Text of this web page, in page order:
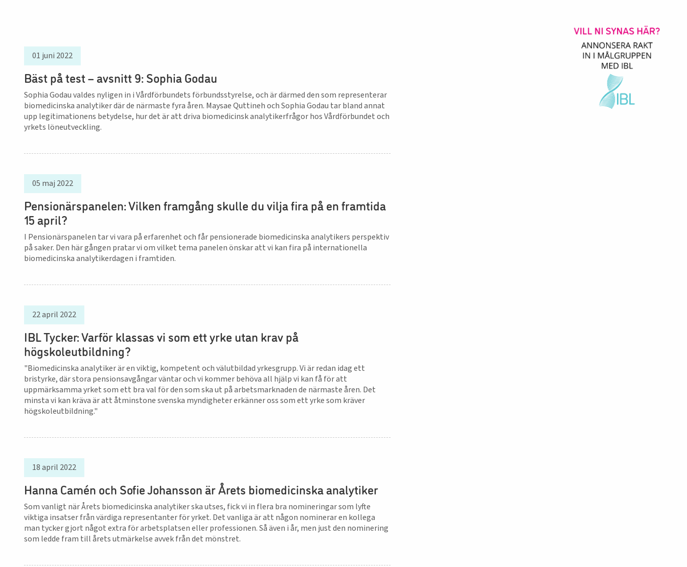
01 juni 2022
Bäst på test – avsnitt 9: Sophia Godau
Sophia Godau valdes nyligen in i Vårdförbundets förbundsstyrelse, och är därmed den som representerar
biomedicinska analytiker där de närmaste fyra åren. Maysae Quttineh och Sophia Godau tar bland annat
upp legitimationens betydelse, hur det är att driva biomedicinsk analytikerfrågor hos Vårdförbundet och
yrkets löneutveckling.
05 maj 2022
Pensionärspanelen: Vilken framgång skulle du vilja fira på en framtida
15 april?
I Pensionärspanelen tar vi vara på erfarenhet och får pensionerade biomedicinska analytikers perspektiv
på saker. Den här gången pratar vi om vilket tema panelen önskar att vi kan fira på internationella
biomedicinska analytikerdagen i framtiden.
22 april 2022
IBL Tycker: Varför klassas vi som ett yrke utan krav på
högskoleutbildning?
"Biomedicinska analytiker är en viktig, kompetent och välutbildad yrkesgrupp. Vi är redan idag ett
bristyrke, där stora pensionsavgångar väntar och vi kommer behöva all hjälp vi kan få för att
uppmärksamma yrket som ett bra val för den som ska ut på arbetsmarknaden de närmaste åren. Det
minsta vi kan kräva är att åtminstone svenska myndigheter erkänner oss som ett yrke som kräver
högskoleutbildning."
18 april 2022
Hanna Camén och Sofie Johansson är Årets biomedicinska analytiker
Som vanligt när Årets biomedicinska analytiker ska utses, fick vi in flera bra nomineringar som lyfte
viktiga insatser från värdiga representanter för yrket. Det vanliga är att någon nominerar en kollega
man tycker gjort något extra för arbetsplatsen eller professionen. Så även i år, men just den nominering
som ledde fram till årets utmärkelse avvek från det mönstret.